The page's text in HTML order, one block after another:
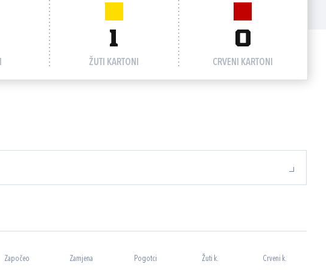
1
ŽUTI KARTONI
0
CRVENI KARTONI
Započeo Zamjena Pogotci Žuti k. Crveni k.